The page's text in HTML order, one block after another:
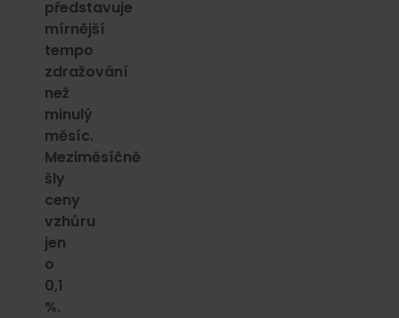
představuje
mírnější
tempo
zdražování
než
minulý
měsíc.
Meziměsíčně
šly
ceny
vzhůru
jen
o
0,1
%.